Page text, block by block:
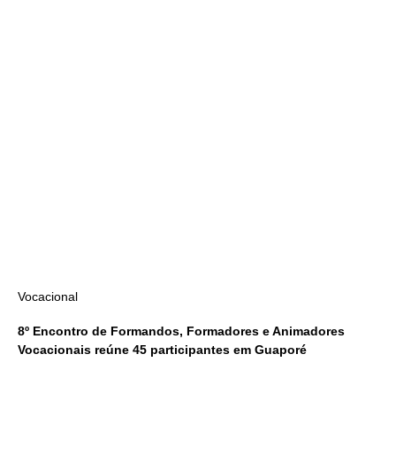
Vocacional
8º Encontro de Formandos, Formadores e Animadores
Vocacionais reúne 45 participantes em Guaporé